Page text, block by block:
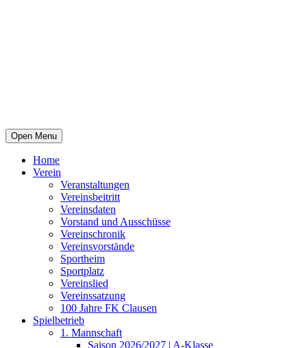
Open Menu
Home
Verein
Veranstaltungen
Vereinsbeitritt
Vereinsdaten
Vorstand und Ausschüsse
Vereinschronik
Vereinsvorstände
Sportheim
Sportplatz
Vereinslied
Vereinssatzung
100 Jahre FK Clausen
Spielbetrieb
1. Mannschaft
Saison 2026/2027 | A-Klasse